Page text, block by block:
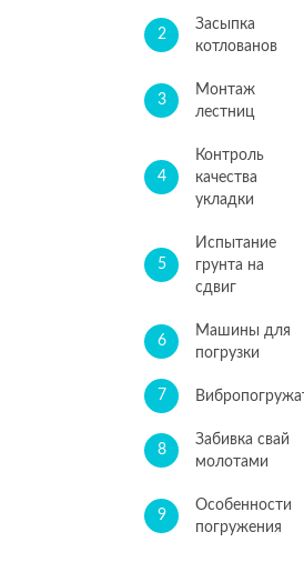
2
Засыпка
котлованов
3
Монтаж
лестниц
4
Контроль
качества
укладки
5
Испытание
грунта на
сдвиг
6
Машины для
погрузки
7
8
Забивка свай
молотами
9
Особенности
погружения